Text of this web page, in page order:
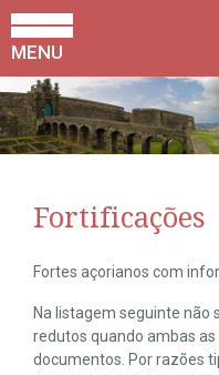
MENU
Fortificações
Fortes açorianos com
Na listagem seguinte
redutos quando ambas
documentos. Por razões